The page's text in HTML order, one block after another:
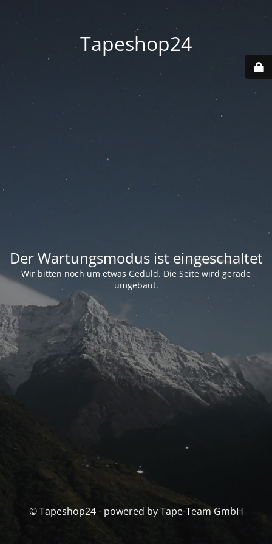
Tapeshop24
Der Wartungsmodus ist eingeschaltet
Wir bitten noch um etwas Geduld. Die Seite wird gerade
umgebaut.
© Tapeshop24 - powered by Tape-Team GmbH